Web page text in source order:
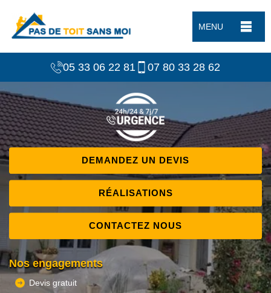
MENU
05 33 06 22 81 07 80 33 28 62
DEMANDEZ UN DEVIS
RÉALISATIONS
CONTACTEZ NOUS
Nos engagements
Devis gratuit